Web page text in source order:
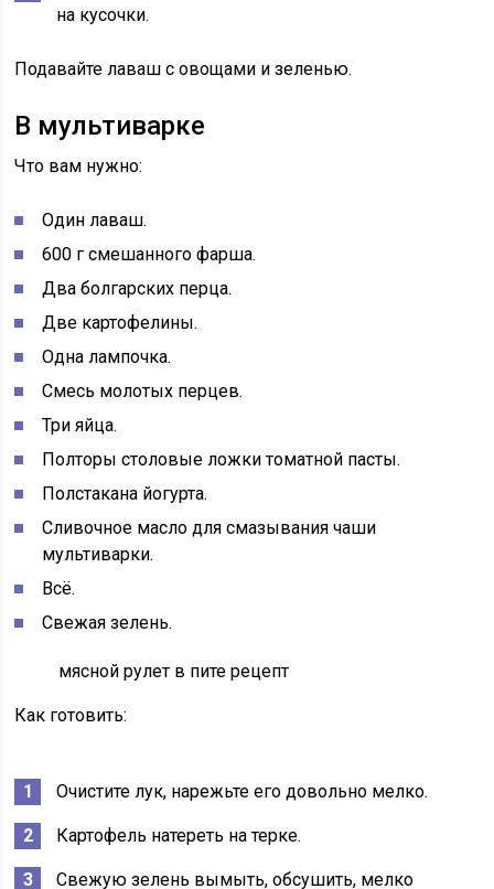
на кусочки.
Подавайте лаваш с овощами и зеленью.
В мультиварке
Что вам нужно:
Один лаваш.
600 г смешанного фарша.
Два болгарских перца.
Две картофелины.
Одна лампочка.
Смесь молотых перцев.
Три яйца.
Полторы столовые ложки томатной пасты.
Полстакана йогурта.
Сливочное масло для смазывания чаши
мультиварки.
Всё.
Свежая зелень.
мясной рулет в пите рецепт
Как готовить:
Очистите лук, нарежьте его довольно мелко.
Картофель натереть на терке.
Свежую зелень вымыть, обсушить, мелко